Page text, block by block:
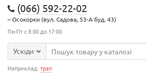
(066) 592-22-02
– Осокорки (вул. Садова, 53-А буд. 43)
Пн-Пт с 8:00 до 17:00
Усюди
Наприклад: трап